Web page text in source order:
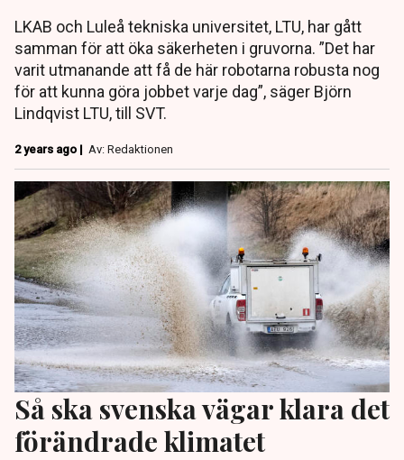
LKAB och Luleå tekniska universitet, LTU, har gått
samman för att öka säkerheten i gruvorna. ”Det har
varit utmanande att få de här robotarna robusta nog
för att kunna göra jobbet varje dag”, säger Björn
Lindqvist LTU, till SVT.
2 years ago | Av: Redaktionen
Så ska svenska vägar klara det
förändrade klimatet